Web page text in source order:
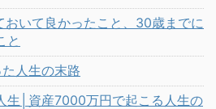
いて良かったこと、30歳までに
と
人生の末路
生│資産7000万円で起こる人生の